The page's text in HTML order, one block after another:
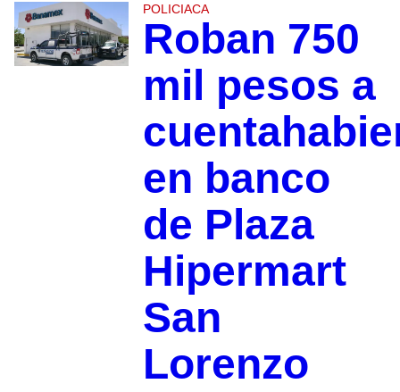
POLICIACA
Roban 750
mil pesos a
en banco
de Plaza
Hipermart
San
Lorenzo